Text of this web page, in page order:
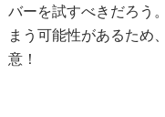
バーを試すべきだろう
まう可能性があるため
意！